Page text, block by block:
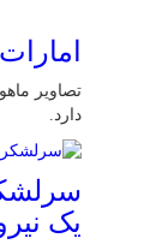
دارد.
یک